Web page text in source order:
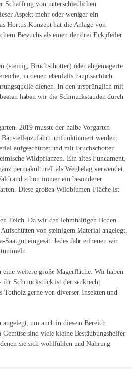
Schaffung von unterschiedlichen
Aspekt mehr oder weniger ein
Hortus-Konzept hat die Anlage von
Bewuchs als einen der drei Eckpfeiler
(steinig, Bruchschotter) oder abgemagerte
in denen ebenfalls hauptsächlich
dienen. In den ursprünglich mit
haben wir die Schmuckstauden durch
2019 musste der halbe Vorgarten
Baustellenzufahrt umfunktioniert werden.
aufgeschüttet und mit Bruchschotter
Wildpflanzen. Ein altes Fundament,
permakulturell als Wegbelag verwendet.
schon immer ein besonderer
Diese großen Wildblumen-Fläche ist
Teich. Da wir den lehmhaltigen Boden
von steinigem Material angelegt,
eingesät. Jedes Jahr erfreuen wir
weitere große Magerfläche. Wir haben
ihr Schmuckstück ist der senkrecht
Totholz gerne von diversen Insekten und
um auch in diesem Bereich
sind viele kleine Bestäubungshelfer
sie sich wohlfühlen und Nahrung